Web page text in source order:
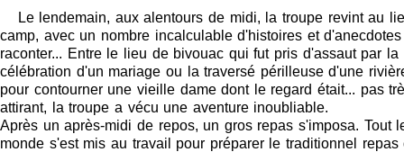
Le lendemain, aux alentours de midi, la troupe revint au
camp, avec un nombre incalculable d'histoires et
raconter... Entre le lieu de bivouac qui fut pris d'assaut par la
célébration d'un mariage ou la traversé périlleuse d'une
pour contourner une vieille dame dont le regard était... pas
attirant, la troupe a vécu une aventure inoubliable.
Après un après-midi de repos, un gros repas s'imposa. Tout
monde s'est mis au travail pour préparer le traditionnel repas